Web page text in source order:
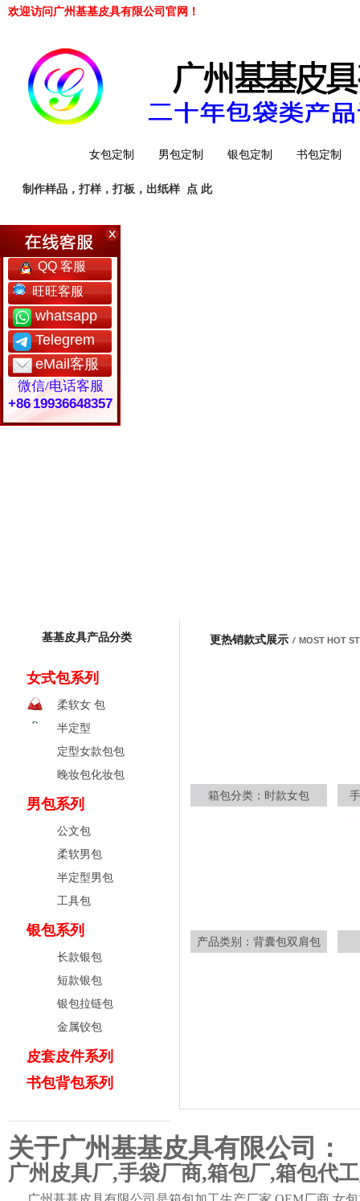
欢迎访问广州基基皮具有限公司官网！
女包定制 男包定制 银包定制 书包定制
工厂简介
制作样品，打样，打板，出纸样 点 此
基基皮具产品分类
女式包系列
柔软女 包
半定型
定型女款包包
晚妆包化妆包
男包系列
公文包
柔软男包
半定型男包
工具包
银包系列
长款银包
短款银包
银包拉链包
金属铰包
皮套皮件系列
书包背包系列
更热销款式展示 / MOST HOT
箱包分类：时款女包
产品类别：背囊包双肩包
关于广州基基皮具有限公司：
广州皮具厂,手袋厂商,箱包厂,箱包代
QQ 客服
旺旺客服
whatsapp
Telegrem
eMail客服
微信/电话客服
+86 19936648357